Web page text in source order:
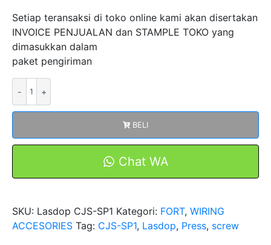
Setiap teransaksi di toko online kami akan disertakan
INVOICE PENJUALAN dan STAMPLE TOKO yang
dimasukkan dalam
paket pengiriman
Double
Screw
4-
8mm
BELI
Chat WA
SKU: Lasdop CJS-SP1 Kategori: FORT, WIRING
ACCESORIES Tag: CJS-SP1, Lasdop, Press, screw